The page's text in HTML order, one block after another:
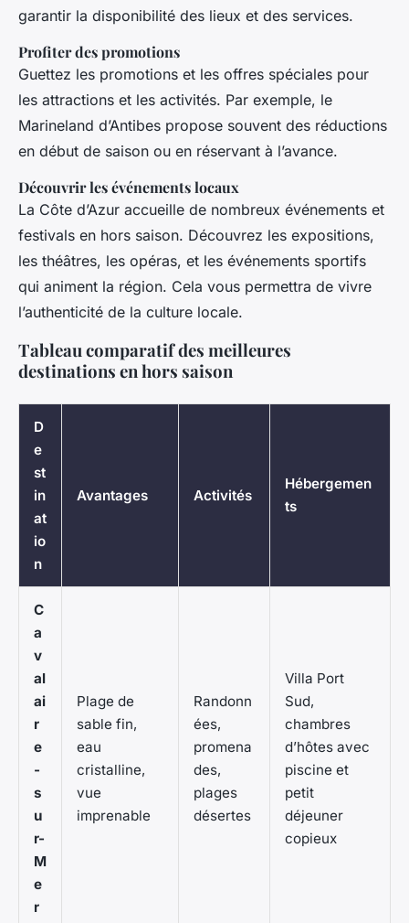
garantir la disponibilité des lieux et des services.
Profiter des promotions
Guettez les promotions et les offres spéciales pour
les attractions et les activités. Par exemple, le
Marineland d’Antibes propose souvent des réductions
en début de saison ou en réservant à l’avance.
Découvrir les événements locaux
La Côte d’Azur accueille de nombreux événements et
festivals en hors saison. Découvrez les expositions,
les théâtres, les opéras, et les événements sportifs
qui animent la région. Cela vous permettra de vivre
l’authenticité de la culture locale.
Tableau comparatif des meilleures
destinations en hors saison
D
e
st
in
at
io
n
Avantages Activités
Hébergemen
ts
C
a
v
al
ai
r
e
-
s
u
r-
M
e
r
Plage de
sable fin,
eau
cristalline,
vue
imprenable
Randonn
ées,
promena
des,
plages
désertes
Villa Port
Sud,
chambres
d’hôtes avec
piscine et
petit
déjeuner
copieux